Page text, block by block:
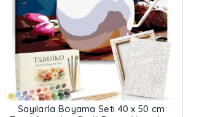
Sayılarla Boyama Seti 40 x 50 cm